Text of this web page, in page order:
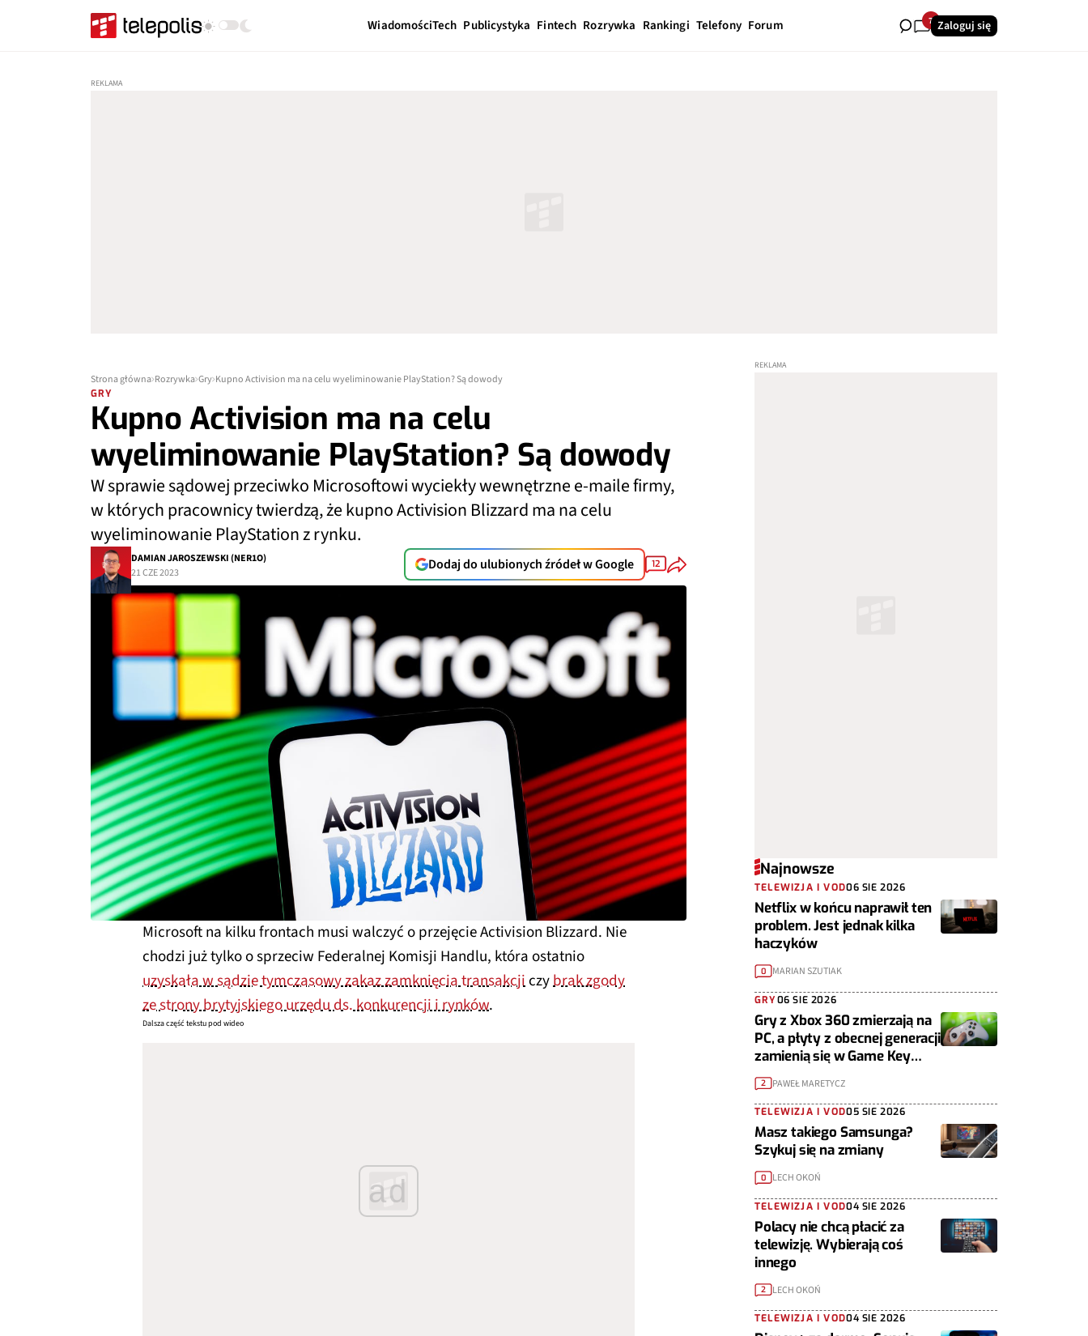
WiadomościTech Publicystyka Fintech Rozrywka Rankingi Telefony Forum 7 Zaloguj się
Strona główna Rozrywka Gry Kupno Activision ma na celu wyeliminowanie PlayStation? Są dowody
GRY
Kupno Activision ma na celu
wyeliminowanie PlayStation? Są dowody
W sprawie sądowej przeciwko Microsoftowi wyciekły wewnętrzne e-maile firmy,
w których pracownicy twierdzą, że kupno Activision Blizzard ma na celu
wyeliminowanie PlayStation z rynku.
DAMIAN JAROSZEWSKI (NER1O)
21 CZE 2023
Dodaj do ulubionych źródeł w Google 12
Microsoft na kilku frontach musi walczyć o przejęcie Activision Blizzard. Nie
chodzi już tylko o sprzeciw Federalnej Komisji Handlu, która ostatnio
uzyskała w sądzie tymczasowy zakaz zamknięcia transakcjiczybrak zgody
ze strony brytyjskiego urzędu ds. konkurencji i rynków.
Dalsza część tekstu pod wideo
ad
Najnowsze
TELEWIZJA I VOD06 SIE 2026
Netflix w końcu naprawił ten
problem. Jest jednak kilka
haczyków
0 MARIAN SZUTIAK
GRY06 SIE 2026
Gry z Xbox 360 zmierzają na
PC, a płyty z obecnej generacji
zamienią się w Game Key
Cardy
2 PAWEŁ MARETYCZ
TELEWIZJA I VOD05 SIE 2026
Masz takiego Samsunga?
Szykuj się na zmiany
0 LECH OKOŃ
TELEWIZJA I VOD04 SIE 2026
Polacy nie chcą płacić za
telewizję. Wybierają coś
innego
2 LECH OKOŃ
TELEWIZJA I VOD04 SIE 2026